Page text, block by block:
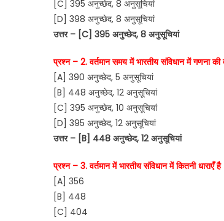
[C] 395 अनुच्छेद, 8 अनुसूचियां
[D] 398 अनुच्छेद, 8 अनुसूचियां
उत्तर – [C] 395 अनुच्छेद, 8 अनुसूचियां
प्रश्न – 2. वर्तमान समय में भारतीय संविधान में
[A] 390 अनुच्छेद, 5 अनुसूचियां
[B] 448 अनुच्छेद, 12 अनुसूचियां
[C] 395 अनुच्छेद, 10 अनुसूचियां
[D] 395 अनुच्छेद, 12 अनुसूचियां
उत्तर – [B] 448 अनुच्छेद, 12 अनुसूचियां
प्रश्न – 3. वर्तमान में भारतीय संविधान में कितनी धाराएँ
[A] 356
[B] 448
[C] 404